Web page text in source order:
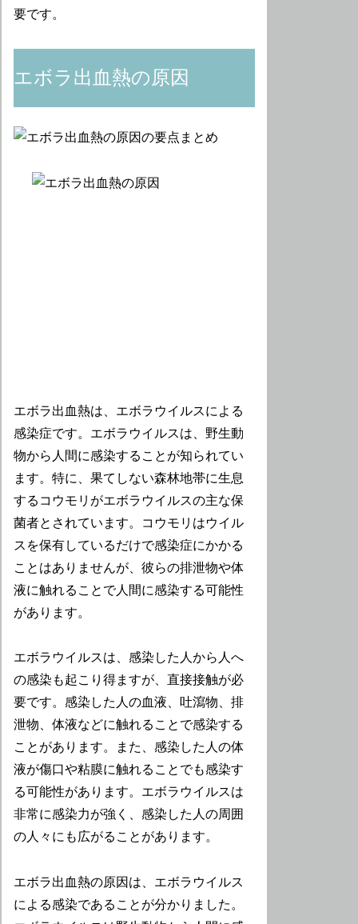
要です。
エボラ出血熱の原因
エボラ出血熱は、エボラウイルスによる
感染症です。エボラウイルスは、野生動
物から人間に感染することが知られてい
ます。特に、果てしない森林地帯に生息
するコウモリがエボラウイルスの主な保
菌者とされています。コウモリはウイル
スを保有しているだけで感染症にかかる
ことはありませんが、彼らの排泄物や体
液に触れることで人間に感染する可能性
があります。
エボラウイルスは、感染した人から人へ
の感染も起こり得ますが、直接接触が必
要です。感染した人の血液、吐瀉物、排
泄物、体液などに触れることで感染する
ことがあります。また、感染した人の体
液が傷口や粘膜に触れることでも感染す
る可能性があります。エボラウイルスは
非常に感染力が強く、感染した人の周囲
の人々にも広がることがあります。
エボラ出血熱の原因は、エボラウイルス
による感染であることが分かりました。